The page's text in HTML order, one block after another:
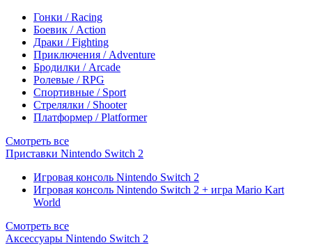
Гонки / Racing
Боевик / Action
Драки / Fighting
Приключения / Adventure
Бродилки / Arcade
Ролевые / RPG
Спортивные / Sport
Стрелялки / Shooter
Платформер / Platformer
Смотреть все
Приставки Nintendo Switch 2
Игровая консоль Nintendo Switch 2
Игровая консоль Nintendo Switch 2 + игра Mario Kart
World
Смотреть все
Аксессуары Nintendo Switch 2